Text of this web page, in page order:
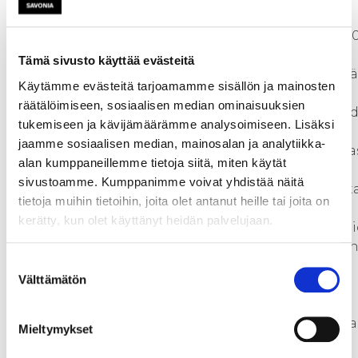
Tämä sivusto käyttää evästeitä
Käytämme evästeitä tarjoamamme sisällön ja mainosten
räätälöimiseen, sosiaalisen median ominaisuuksien
tukemiseen ja kävijämäärämme analysoimiseen. Lisäksi
jaamme sosiaalisen median, mainosalan ja analytiikka-
alan kumppaneillemme tietoja siitä, miten käytät
sivustoamme. Kumppanimme voivat yhdistää näitä
tietoja muihin tietoihin, joita olet antanut heille tai joita on
kerätty, kun olet käyttänyt heidän palvelujaan.
valinta
Välttämätön
Mieltymykset
loppuraportin mukaan
biokaasualan kehityksen
merkittävimmät haasteet
toiminnan heikkoon
kannattavuuteen.
pullonkauloja ovat korkeat
investointikustannukset,
(etenkin liikenne- ja
teollisuuskäyttö) ja mädätteen
siitä jalostettujen
lannoitevalmisteiden
kehittymättömyys ja siten
tuotantokustannukseen sekä
hyödyntämisen kustannusten ja
tuottojen ristiriidat. Tilojen